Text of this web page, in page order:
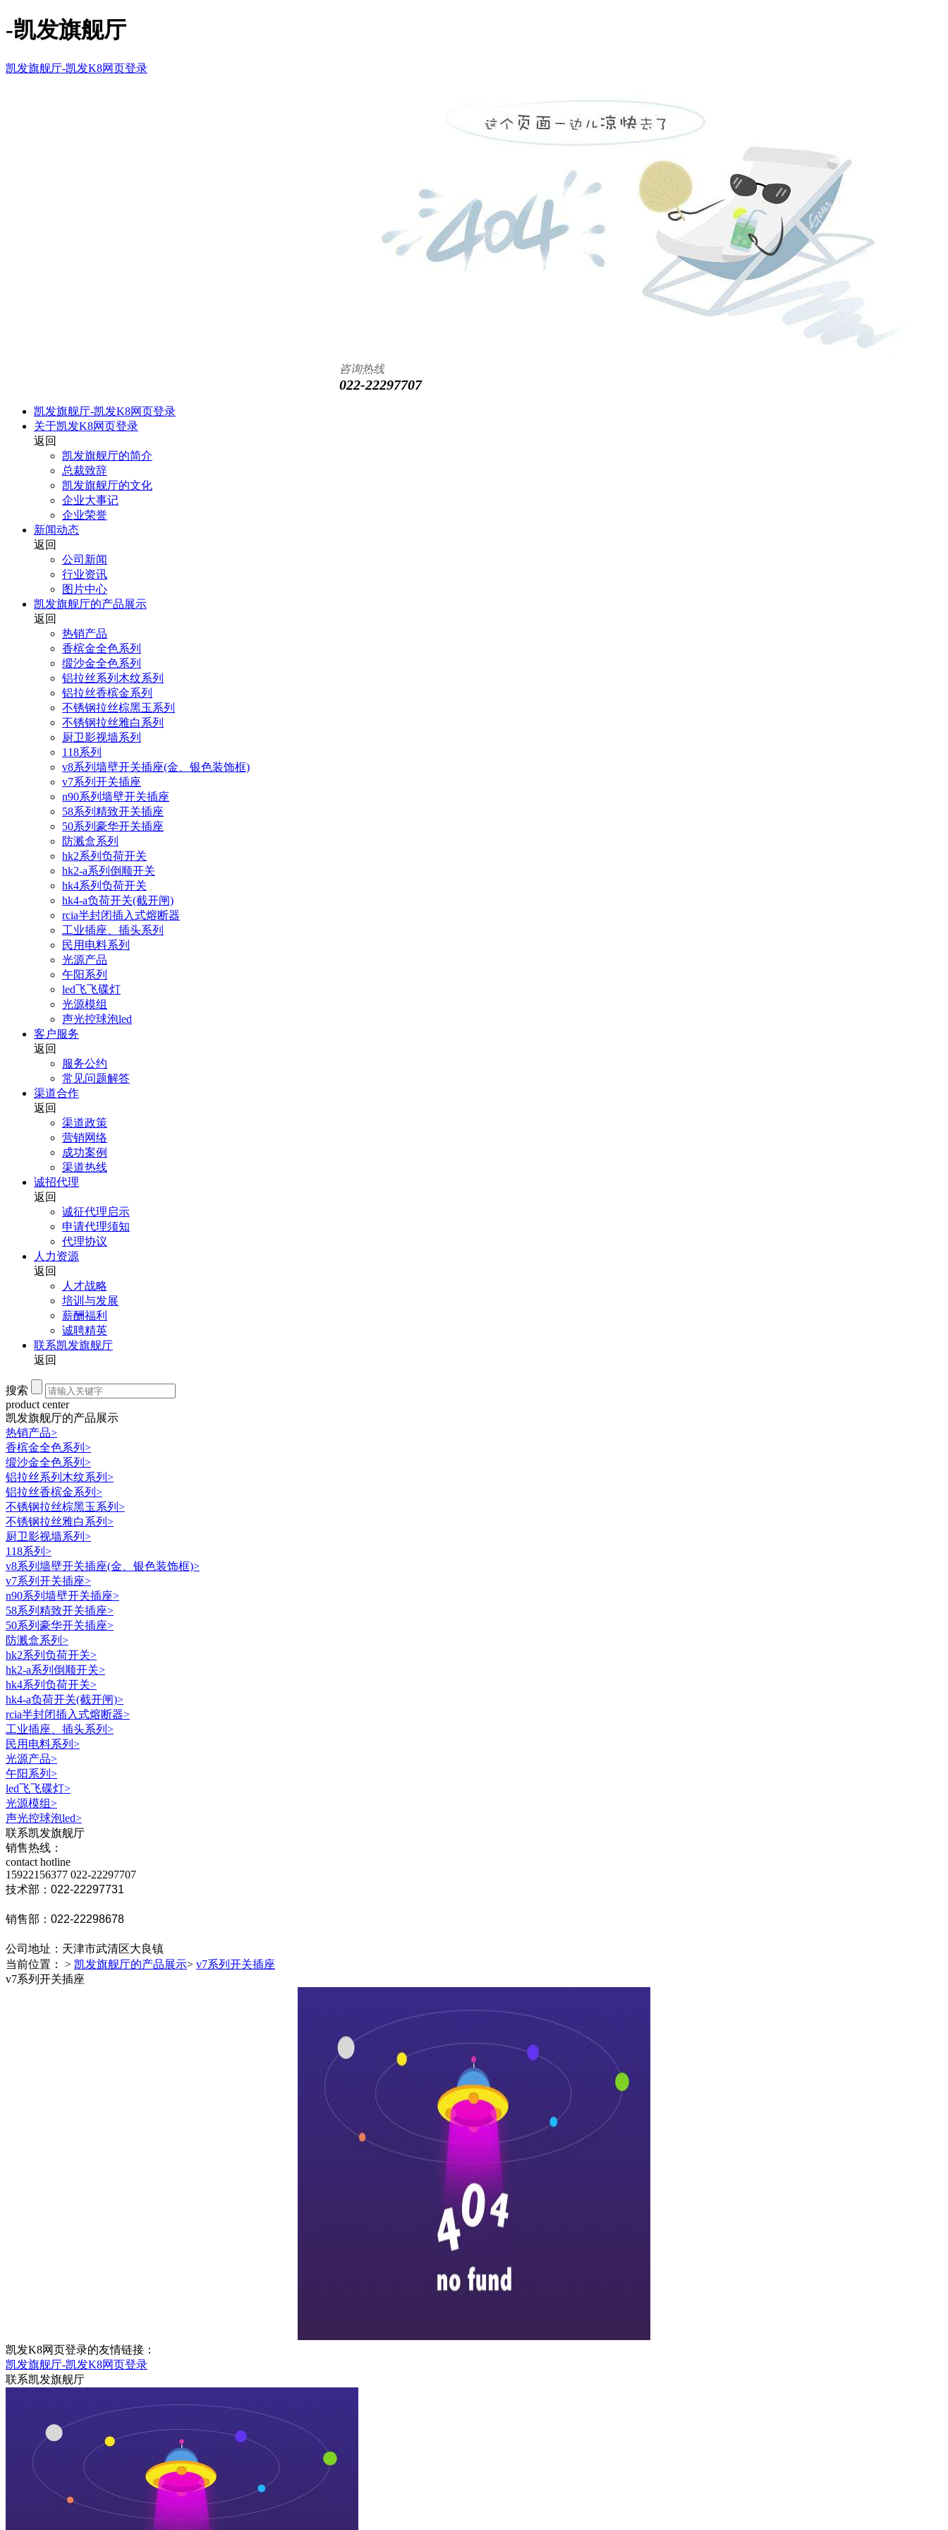
-凯发旗舰厅
凯发旗舰厅-凯发K8网页登录
咨询热线
022-22297707
凯发旗舰厅-凯发K8网页登录
关于凯发K8网页登录
返回
凯发旗舰厅的简介
总裁致辞
凯发旗舰厅的文化
企业大事记
企业荣誉
新闻动态
返回
公司新闻
行业资讯
图片中心
凯发旗舰厅的产品展示
返回
热销产品
香槟金全色系列
缎沙金全色系列
铝拉丝系列木纹系列
铝拉丝香槟金系列
不锈钢拉丝棕黑玉系列
不锈钢拉丝雅白系列
厨卫影视墙系列
118系列
v8系列墙壁开关插座(金、银色装饰框)
v7系列开关插座
n90系列墙壁开关插座
58系列精致开关插座
50系列豪华开关插座
防溅盒系列
hk2系列负荷开关
hk2-a系列倒顺开关
hk4系列负荷开关
hk4-a负荷开关(截开闸)
rcia半封闭插入式熔断器
工业插座、插头系列
民用电料系列
光源产品
午阳系列
led飞飞碟灯
光源模组
声光控球泡led
客户服务
返回
服务公约
常见问题解答
渠道合作
返回
渠道政策
营销网络
成功案例
渠道热线
诚招代理
返回
诚征代理启示
申请代理须知
代理协议
人力资源
返回
人才战略
培训与发展
薪酬福利
诚聘精英
联系凯发旗舰厅
返回
搜索
product center
凯发旗舰厅的产品展示
热销产品>
香槟金全色系列 >
缎沙金全色系列 >
铝拉丝系列木纹系列 >
铝拉丝香槟金系列 >
不锈钢拉丝棕黑玉系列 >
不锈钢拉丝雅白系列 >
厨卫影视墙系列 >
118系列 >
v8系列墙壁开关插座(金、银色装饰框)>
v7系列开关插座>
n90系列墙壁开关插座>
58系列精致开关插座>
50系列豪华开关插座>
防溅盒系列 >
hk2系列负荷开关>
hk2-a系列倒顺开关>
hk4系列负荷开关>
hk4-a负荷开关(截开闸)>
rcia半封闭插入式熔断器>
工业插座、插头系列 >
民用电料系列 >
光源产品>
午阳系列 >
led飞飞碟灯>
光源模组>
声光控球泡led>
联系凯发旗舰厅
销售热线：
contact hotline
15922156377 022-22297707
技术部：022-22297731
销售部：022-22298678
公司地址： 天津市武清区大良镇
当前位置： > 凯发旗舰厅的产品展示> v7系列开关插座
v7系列开关插座
凯发K8网页登录的友情链接：
凯发旗舰厅-凯发K8网页登录
联系凯发旗舰厅